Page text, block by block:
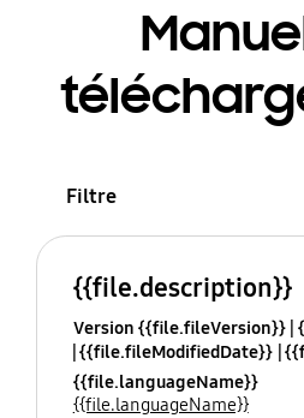
Filtre
{{file.description}}
Version {{file.fileVersion}}
{{file.fileModifiedDate}}
{{file.languageName}}
{{file.languageName}}